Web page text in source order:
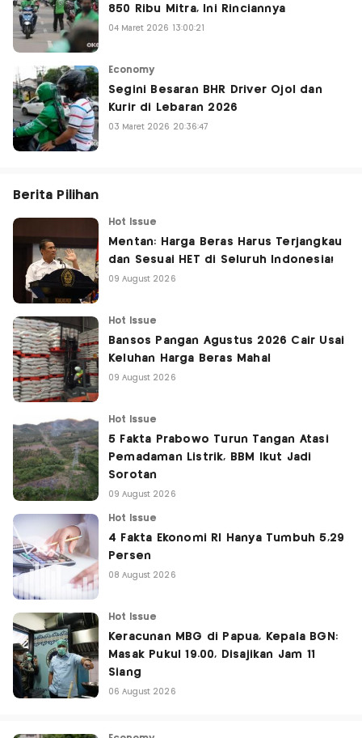
850 Ribu Mitra, Ini Rinciannya
04 Maret 2026 13:00:21
Economy
Segini Besaran BHR Driver Ojol dan
Kurir di Lebaran 2026
03 Maret 2026 20:36:47
Berita Pilihan
Hot Issue
Mentan: Harga Beras Harus Terjangkau
dan Sesuai HET di Seluruh Indonesia!
09 August 2026
Hot Issue
Bansos Pangan Agustus 2026 Cair Usai
Keluhan Harga Beras Mahal
09 August 2026
Hot Issue
5 Fakta Prabowo Turun Tangan Atasi
Pemadaman Listrik, BBM Ikut Jadi
Sorotan
09 August 2026
Hot Issue
4 Fakta Ekonomi RI Hanya Tumbuh 5,29
Persen
08 August 2026
Hot Issue
Keracunan MBG di Papua, Kepala BGN:
Masak Pukul 19.00, Disajikan Jam 11
Siang
06 August 2026